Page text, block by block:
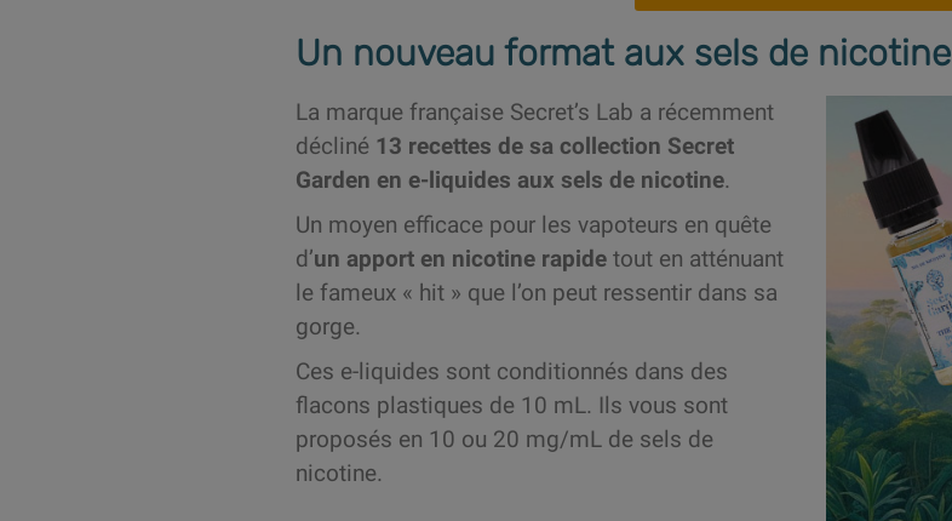
Un nouveau format aux sels de nicotine
La marque française Secret’s Lab a récemment
décliné 13 recettes de sa collection Secret
Garden en e-liquides aux sels de nicotine.
Un moyen efficace pour les vapoteurs en quête
d’un apport en nicotine rapide tout en atténuant
le fameux « hit » que l’on peut ressentir dans sa
gorge.
Ces e-liquides sont conditionnés dans des
flacons plastiques de 10 mL. Ils vous sont
proposés en 10 ou 20 mg/mL de sels de
nicotine.